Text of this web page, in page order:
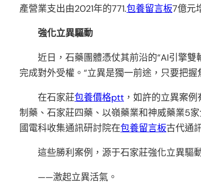
產營業支出由2021年的771.包養留言板7億元
強化立異驅動
近日，石藥團體憑仗其前沿的“AI引擎
完成對外受權。“立異是獨一前途，只要把
在石家莊包養價格ptt ，如許的立異案
制藥、石家莊四藥、以嶺藥業和神威藥業5
國電科收集通訊研討院在包養留言板古代通
這些勝利案例，源于石家莊強化立異驅
——激起立異活氣。